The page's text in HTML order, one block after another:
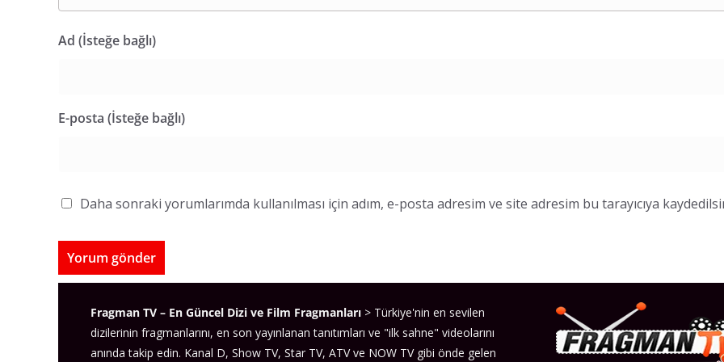
Ad (İsteğe bağlı)
E-posta (İsteğe bağlı)
Daha sonraki yorumlarımda kullanılması için adım, e-posta adresim ve site adresim bu tarayıcıya
Fragman TV – En Güncel Dizi ve Film Fragmanları > Türkiye'nin en sevilen
dizilerinin fragmanlarını, en son yayınlanan tanıtımları ve "ilk sahne" videolarını
anında takip edin. Kanal D, Show TV, Star TV, ATV ve NOW TV gibi önde gelen